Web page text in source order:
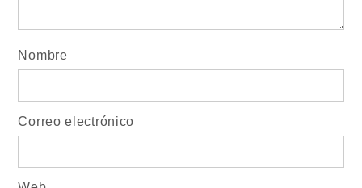
Nombre
Correo electrónico